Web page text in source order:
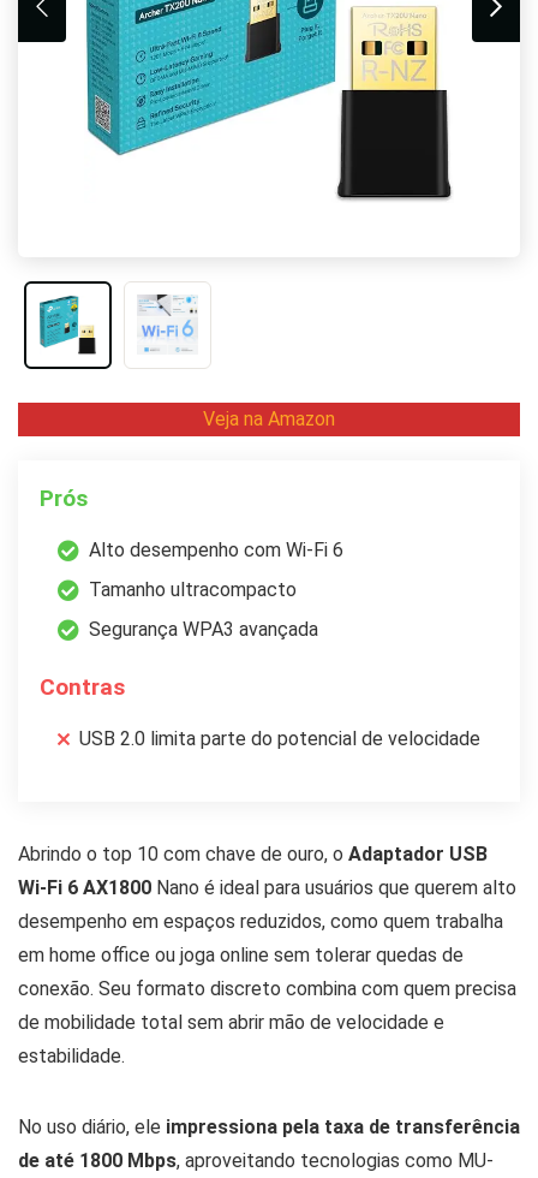
Veja na Amazon
Prós
Alto desempenho com Wi-Fi 6
Tamanho ultracompacto
Segurança WPA3 avançada
Contras
USB 2.0 limita parte do potencial de velocidade
Abrindo o top 10 com chave de ouro, o Adaptador USB
Wi-Fi 6 AX1800 Nano é ideal para usuários que querem alto
desempenho em espaços reduzidos, como quem trabalha
em home office ou joga online sem tolerar quedas de
conexão. Seu formato discreto combina com quem precisa
de mobilidade total sem abrir mão de velocidade e
estabilidade.
No uso diário, ele impressiona pela taxa de transferência
de até 1800 Mbps, aproveitando tecnologias como MU-